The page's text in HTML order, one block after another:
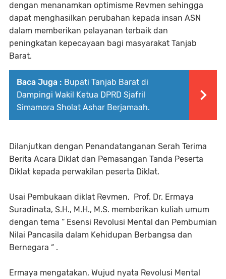
dengan menanamkan optimisme Revmen sehingga
dapat menghasilkan perubahan kepada insan ASN
dalam memberikan pelayanan terbaik dan
peningkatan kepecayaan bagi masyarakat Tanjab
Barat.
Baca Juga : Bupati Tanjab Barat di
Dampingi Wakil Ketua DPRD Sjafril
Simamora Sholat Ashar Berjamaah.
Dilanjutkan dengan Penandatanganan Serah Terima
Berita Acara Diklat dan Pemasangan Tanda Peserta
Diklat kepada perwakilan peserta Diklat.
Usai Pembukaan diklat Revmen, Prof. Dr. Ermaya
Suradinata, S.H., M.H., M.S. memberikan kuliah umum
dengan tema “ Esensi Revolusi Mental dan Pembumian
Nilai Pancasila dalam Kehidupan Berbangsa dan
Bernegara “ .
Ermaya mengatakan, Wujud nyata Revolusi Mental